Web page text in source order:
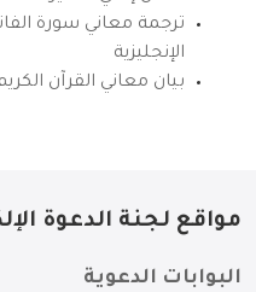
ترجمة معاني سورة
الإنجليزية
بيان معاني القرآن
مواقع لجنة الدعوة
البوابات الدعوية